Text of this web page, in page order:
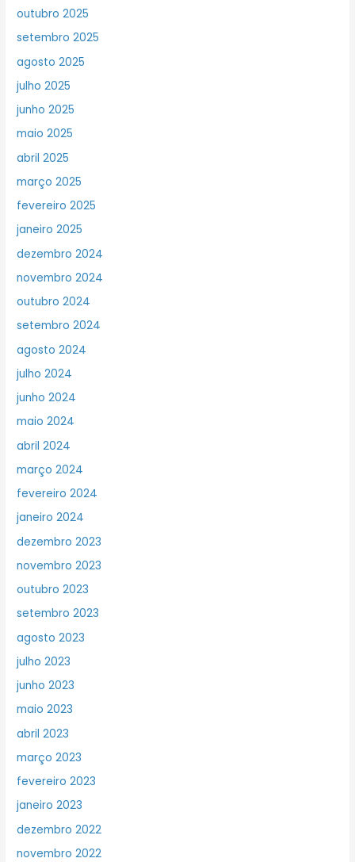
outubro 2025
setembro 2025
agosto 2025
julho 2025
junho 2025
maio 2025
abril 2025
março 2025
fevereiro 2025
janeiro 2025
dezembro 2024
novembro 2024
outubro 2024
setembro 2024
agosto 2024
julho 2024
junho 2024
maio 2024
abril 2024
março 2024
fevereiro 2024
janeiro 2024
dezembro 2023
novembro 2023
outubro 2023
setembro 2023
agosto 2023
julho 2023
junho 2023
maio 2023
abril 2023
março 2023
fevereiro 2023
janeiro 2023
dezembro 2022
novembro 2022